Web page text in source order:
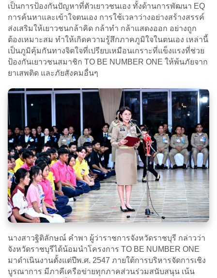
เป็นการป้องกันปัญหาที่ตัวเยาวชนเอง ทั้งด้านการพัฒนา EQ
การค้นหาและเข้าใจตนเอง การใช้เวลาว่างอย่างสร้างสรรค์
ส่งเสริมให้เยาวชนกล้าคิด กล้าทำ กล้าแสดงออก อย่างถูก
ต้องเหมาะสม ทำให้เกิดความรู้สึกภาคภูมิใจในตนเอง เหล่านี้
เป็นภูมิคุ้มกันทางจิตใจที่เปรียบเหมือนเกราะที่แข็งแรงที่ช่วย
ป้องกันเยาวชนสมาชิก TO BE NUMBER ONE ให้พ้นภัยจาก
ยาเสพติด และภัยสังคมอื่นๆ
นางสาวฐิติลักษณ์ คำพา ผู้ว่าราชการจังหวัดราชบุรี กล่าวว่า
จังหวัดราชบุรีได้น้อมนำโครงการ TO BE NUMBER ONE
มาดำเนินงานตั้งแต่ปีพ.ศ. 2547 ภายใต้การบริหารจัดการเชิง
บูรณาการ มีภาคีเครือข่ายทุกภาคส่วนร่วมสนับสนุน เน้น